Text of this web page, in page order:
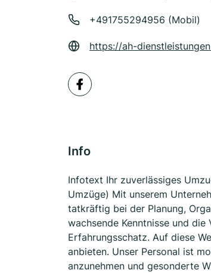
+491755294956 (Mobil)
https://ah-
Info
Infotext Ihr zuverlässiges
Umzüge) Mit unserem
tatkräftig bei der Planung,
wachsende Kenntnisse und
Erfahrungsschatz. Auf diese
anbieten. Unser Personal ist
anzunehmen und gesonderte